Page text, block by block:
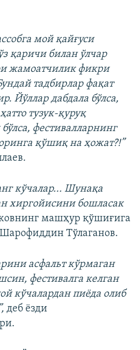
мой қайғуси
қаричи билан ўлчар
жамоатчилик фикри
тадбирлар фақат
Йўллар дабдала бўлса,
тузук-қуруқ
фестивалларнинг
қўшиқ на ҳожат?!”
кўчалар... Шунақа
хиргойисини бошласак
машҳур қўшиғига
Тўлаганов.
асфальт кўрмаган
фестивалга келган
кўчалардан пиёда олиб
деб ёзди